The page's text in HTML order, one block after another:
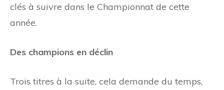
clés à suivre dans le Championnat de cette
année.
Des champions en déclin
Trois titres à la suite, cela demande du temps,